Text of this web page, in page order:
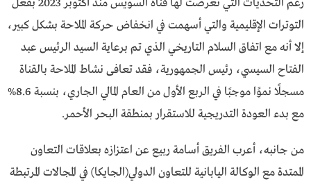
التوترات الإقليمية والتي أسهمت في انخفاض حركة الملاحة بشكل كبير،
إلا أنه مع اتفاق السلام التاريخي الذي تم برعاية السيد الرئيس عبد
الفتاح السيسي، رئيس الجمهورية، فقد تعافى نشاط الملاحة بالقناة
مسجلًا نموًا موجبًا في الربع الأول من العام المالي الجاري، بنسبة 8.6%
مع بدء العودة التدريجية للاستقرار بمنطقة البحر الأحمر.
من جانبه، أعرب الفريق أسامة ربيع عن اعتزازه بعلاقات التعاون
الممتدة مع الوكالة اليابانية للتعاون الدولي(الجايكا) في المجالات المرتبطة